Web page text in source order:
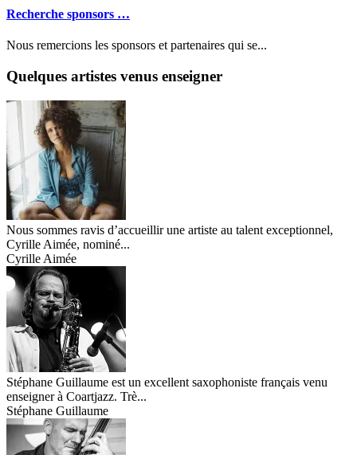
Recherche sponsors …
Nous remercions les sponsors et partenaires qui se...
Quelques artistes venus enseigner
Nous sommes ravis d’accueillir une artiste au talent exceptionnel,
Cyrille Aimée, nominé...
Cyrille Aimée
Stéphane Guillaume est un excellent saxophoniste français venu
enseigner à Coartjazz. Trè...
Stéphane Guillaume